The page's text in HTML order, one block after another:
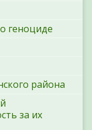
геноциде
района
за их